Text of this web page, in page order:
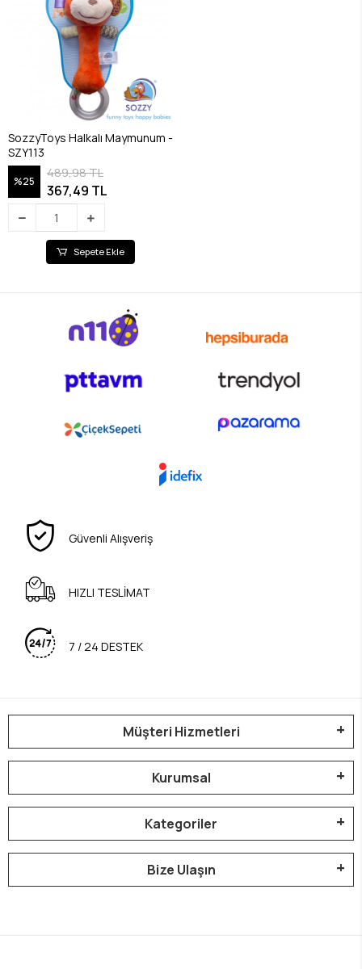
SozzyToys Halkalı Maymunum -
SZY113
%25
489,98 TL
367,49 TL
Sepete Ekle
Güvenli Alışveriş
HIZLI TESLİMAT
7 / 24 DESTEK
Müşteri Hizmetleri
Kurumsal
Kategoriler
Bize Ulaşın